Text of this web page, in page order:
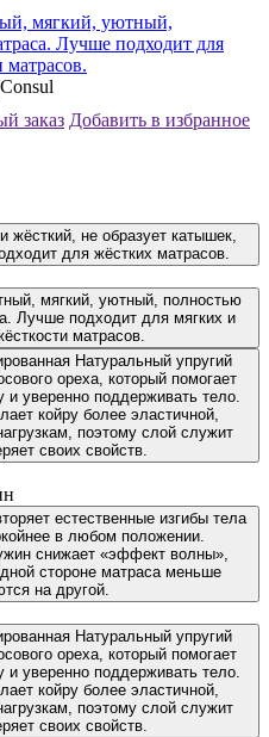
мягкий, уютный,
Лучше подходит для
матрасов.
заказ Добавить в избранное
жёсткий, не образует катышек,
для жёстких матрасов.
мягкий, уютный, полностью
Лучше подходит для мягких и
матрасов.
Натуральный упругий
ореха, который помогает
и уверенно поддерживать тело.
койру более эластичной,
поэтому слой служит
своих свойств.
естественные изгибы тела
в любом положении.
снижает «эффект волны»,
стороне матраса меньше
на другой.
Натуральный упругий
ореха, который помогает
и уверенно поддерживать тело.
койру более эластичной,
поэтому слой служит
своих свойств.